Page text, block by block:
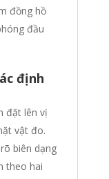
đồng hồ
đầu
định
đặt lên vị
vật đo.
biên dạng
theo hai